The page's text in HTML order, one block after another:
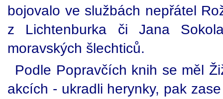
bojovalo ve službách nepřátel
z Lichtenburka či Jana
moravských šlechticů.
Podle Popravčích knih se měl
akcích - ukradli herynky, pak